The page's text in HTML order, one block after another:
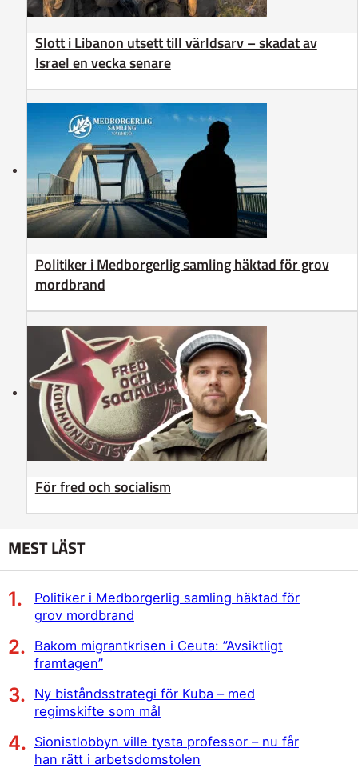
Slott i Libanon utsett till världsarv – skadat av
Israel en vecka senare
Politiker i Medborgerlig samling häktad för grov
mordbrand
För fred och socialism
MEST LÄST
Politiker i Medborgerlig samling häktad för
grov mordbrand
Bakom migrantkrisen i Ceuta: ”Avsiktligt
framtagen”
Ny biståndsstrategi för Kuba – med
regimskifte som mål
Sionistlobbyn ville tysta professor – nu får
han rätt i arbetsdomstolen